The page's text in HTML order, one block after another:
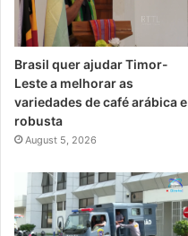
Brasil quer ajudar Timor-
Leste a melhorar as
variedades de café arábica e
robusta
August 5, 2026